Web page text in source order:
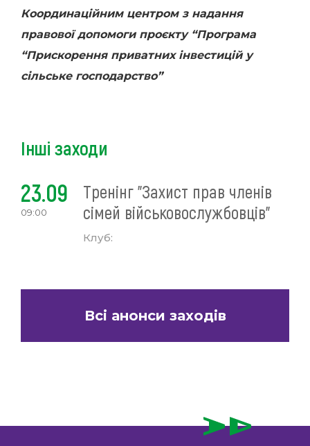
Координаційним центром з надання
правової допомоги проєкту “Програма
“Прискорення приватних інвестицій у
сільське господарство”
Інші заходи
23.09
09:00
Тренінг "Захист прав членів
сімей військовослужбовців"
Клуб:
Всі анонси заходів